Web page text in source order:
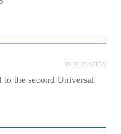
PUBLICATION
the second Universal